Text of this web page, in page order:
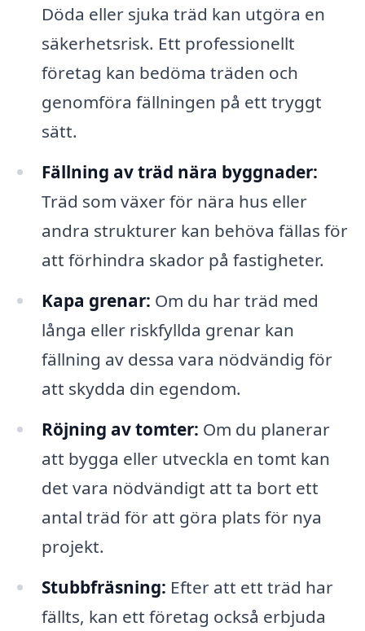
Döda eller sjuka träd kan utgöra en
säkerhetsrisk. Ett professionellt
företag kan bedöma träden och
genomföra fällningen på ett tryggt
sätt.
Fällning av träd nära byggnader:
Träd som växer för nära hus eller
andra strukturer kan behöva fällas för
att förhindra skador på fastigheter.
Kapa grenar: Om du har träd med
långa eller riskfyllda grenar kan
fällning av dessa vara nödvändig för
att skydda din egendom.
Röjning av tomter: Om du planerar
att bygga eller utveckla en tomt kan
det vara nödvändigt att ta bort ett
antal träd för att göra plats för nya
projekt.
Stubbfräsning: Efter att ett träd har
fällts, kan ett företag också erbjuda